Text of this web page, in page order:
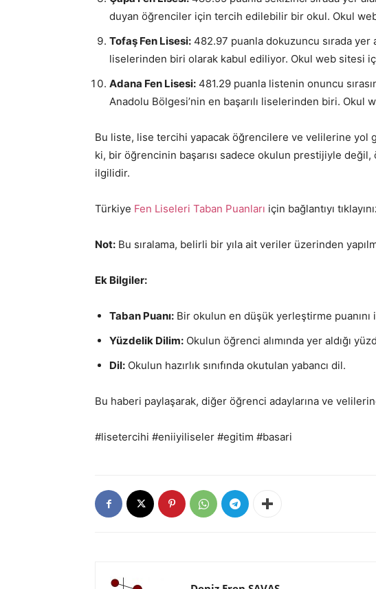
duyan öğrenciler için tercih edilebilir bir okul. Okul
Tofaş Fen Lisesi: 482.97 puanla dokuzuncu sırada yer
liselerinden biri olarak kabul ediliyor. Okul web sitesi
Adana Fen Lisesi: 481.29 puanla listenin onuncu
Anadolu Bölgesi’nin en başarılı liselerinden biri. Okul
Bu liste, lise tercihi yapacak öğrencilere ve velilerine yol
ki, bir öğrencinin başarısı sadece okulun prestijiyle değil,
ilgilidir.
Türkiye Fen Liseleri Taban Puanları için bağlantıyı
Not: Bu sıralama, belirli bir yıla ait veriler üzerinden
Ek Bilgiler:
Taban Puanı: Bir okulun en düşük yerleştirme puanını
Yüzdelik Dilim: Okulun öğrenci alımında yer aldığı
Dil: Okulun hazırlık sınıfında okutulan yabancı dil.
Bu haberi paylaşarak, diğer öğrenci adaylarına ve
#lisetercihi #eniiyiliseler #egitim #basari